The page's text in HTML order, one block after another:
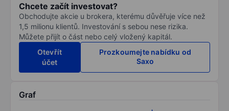
Chcete začít investovat?
Obchodujte akcie u brokera, kterému důvěřuje více než
1,5 milionu klientů. Investování s sebou nese rizika.
Můžete přijít o část nebo celý vložený kapitál.
Otevřít
účet
Prozkoumejte nabídku od
Saxo
Graf